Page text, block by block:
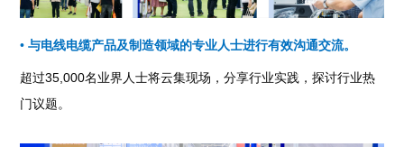
• 与电线电缆产品及制造领域的专业人士进行有效沟通交流。
超过35,000名业界人士将云集现场，分享行业实践，探讨行业热
门议题。